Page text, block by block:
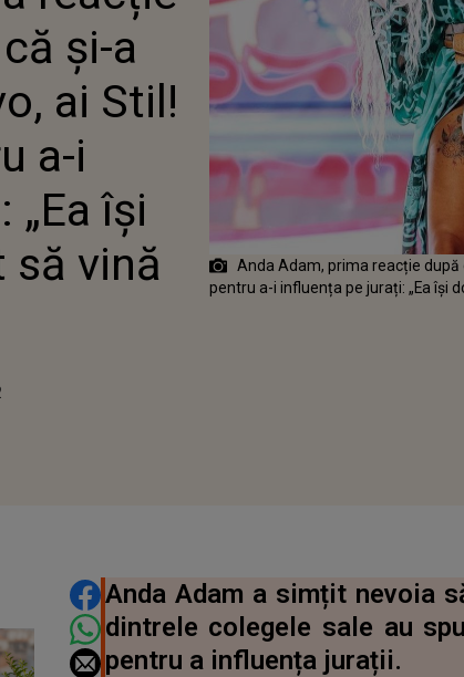
PENTRU A-I
PE JURAȚI: „EA ÎȘI
FOARTE MULT SĂ VINĂ
și-a
ai Stil!
a-i
își
vină
Anda Adam, prima reacție după
pentru a-i influența pe jurați: „Ea își
DISTRIBUIE ARTICOLUL
Anda Adam a simțit nevoia
dintrele colegele sale au
pentru a influența jurații.